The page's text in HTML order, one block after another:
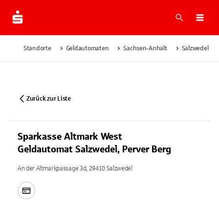
Suche
Standorte Geldautomaten Sachsen-Anhalt Salzwedel
Zurück zur Liste
Sparkasse Altmark West
Geldautomat Salzwedel, Perver Berg
An der Altmarkpassage 3d, 29410 Salzwedel